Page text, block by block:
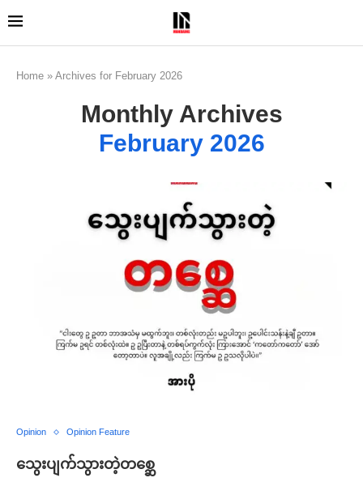
Home » Archives for February 2026
Monthly Archives
February 2026
Opinion Opinion Feature
သွေးပျက်သွားတဲ့တစ္ဆေ